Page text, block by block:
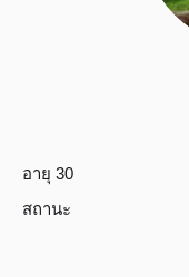
อายุ 30
สถานะ